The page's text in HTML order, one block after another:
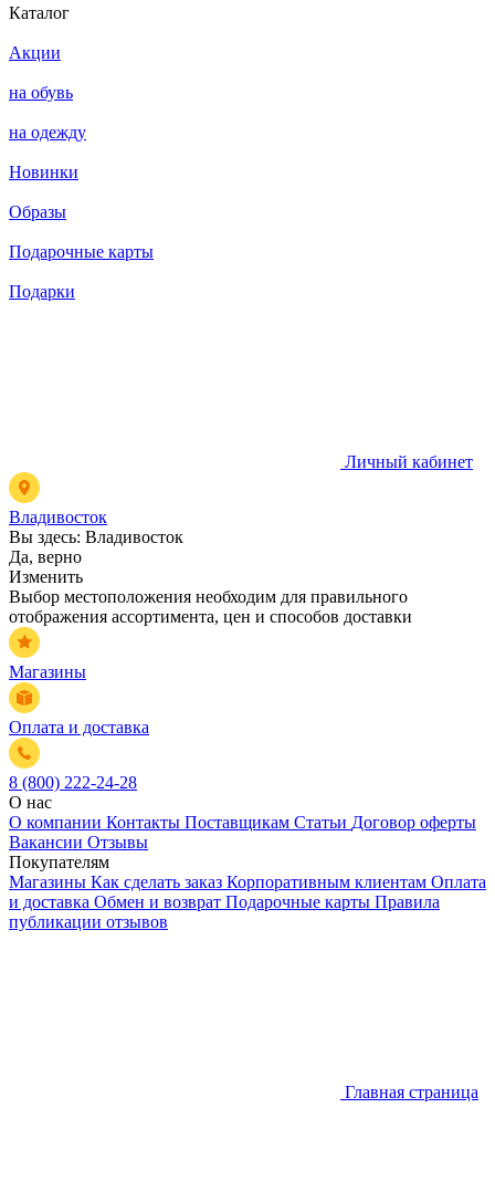
Каталог
Акции
на обувь
на одежду
Новинки
Образы
Подарочные карты
Подарки
Личный кабинет
Владивосток
Вы здесь: Владивосток
Да, верно
Изменить
Выбор местоположения необходим для правильного
отображения ассортимента, цен и способов доставки
Магазины
Оплата и доставка
8 (800) 222-24-28
О нас
О компании Контакты Поставщикам Статьи Договор оферты
Вакансии Отзывы
Покупателям
Магазины Как сделать заказ Корпоративным клиентам Оплата
и доставка Обмен и возврат Подарочные карты Правила
публикации отзывов
Главная страница